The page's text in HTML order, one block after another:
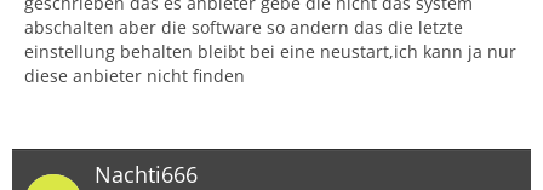
abschalten aber die software so andern das die letzte
einstellung behalten bleibt bei eine neustart,ich kann ja nur
diese anbieter nicht finden
Nachti666